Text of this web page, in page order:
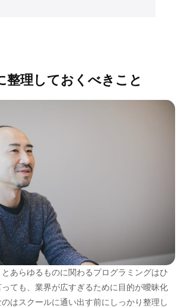
整理しておくべきこと
あらゆるものに関わるプログラミングはひ
ても、業界が広すぎるために目的が曖昧化
はスクールに通い出す前にしっかり整理し